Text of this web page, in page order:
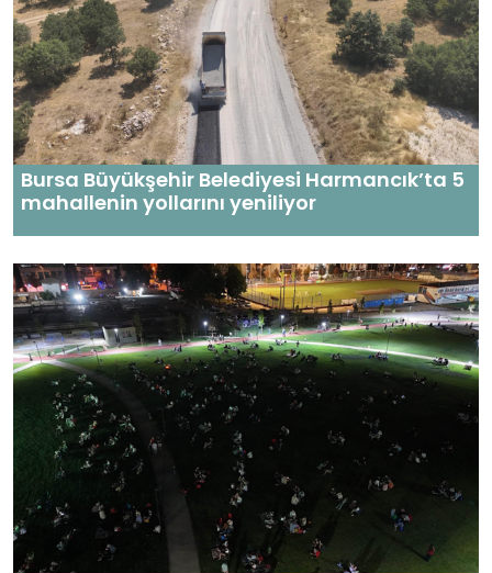
Bursa Büyükşehir Belediyesi Harmancık’ta 5
mahallenin yollarını yeniliyor